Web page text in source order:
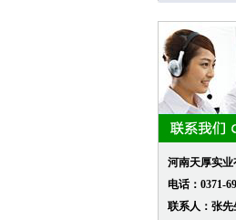
河南天厚实业
电话：0371-
联系人：张先